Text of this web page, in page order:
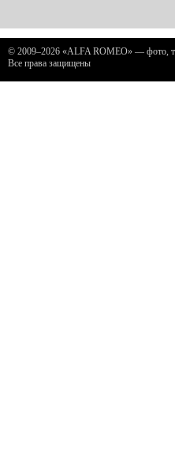
© 2009–2026 «ALFA ROMEO» — фото,
Все права защищены